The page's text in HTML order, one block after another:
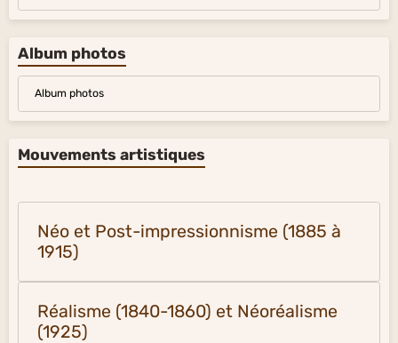
Album photos
Album photos
Mouvements artistiques
Néo et Post-impressionnisme (1885 à
1915)
Réalisme (1840-1860) et Néoréalisme
(1925)